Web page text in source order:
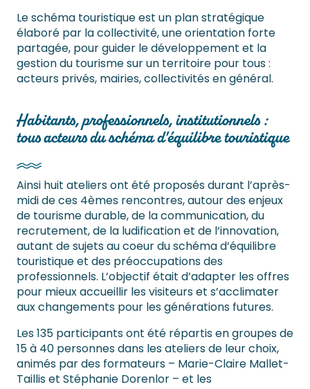
Le schéma touristique est un plan stratégique
élaboré par la collectivité, une orientation forte
partagée, pour guider le développement et la
gestion du tourisme sur un territoire pour tous :
acteurs privés, mairies, collectivités en général.
Habitants, professionnels, institutionnels :
tous acteurs du schéma d'équilibre touristique
Ainsi huit ateliers ont été proposés durant l’après-
midi de ces 4èmes rencontres, autour des enjeux
de tourisme durable, de la communication, du
recrutement, de la ludification et de l’innovation,
autant de sujets au coeur du schéma d’équilibre
touristique et des préoccupations des
professionnels. L’objectif était d’adapter les offres
pour mieux accueillir les visiteurs et s’acclimater
aux changements pour les générations futures.
Les 135 participants ont été répartis en groupes de
15 à 40 personnes dans les ateliers de leur choix,
animés par des formateurs – Marie-Claire Mallet-
Taillis et Stéphanie Dorenlor – et les